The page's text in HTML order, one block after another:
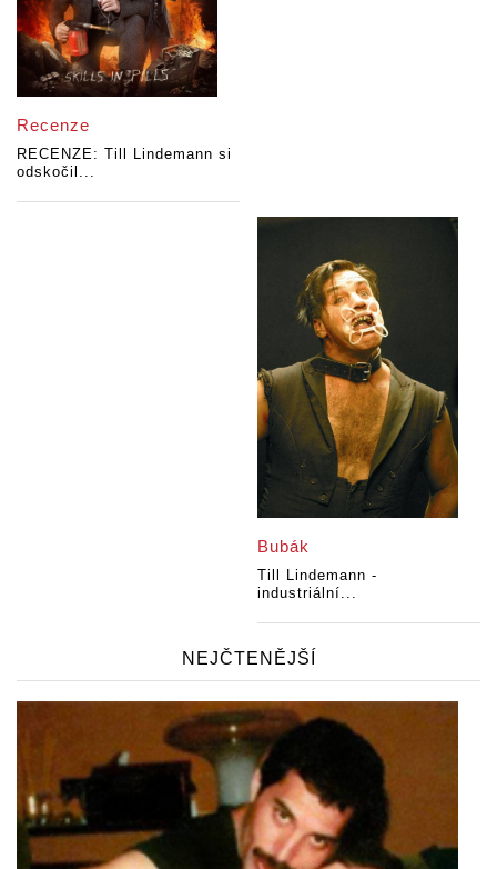
Recenze
RECENZE: Till Lindemann si
odskočil...
Bubák
Till Lindemann -
industriální...
NEJČTENĚJŠÍ